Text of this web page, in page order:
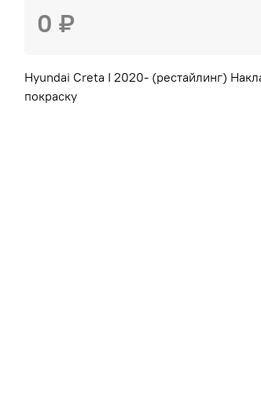
0 ₽
Hyundai Creta I 2020- (рестайлинг)
покраску